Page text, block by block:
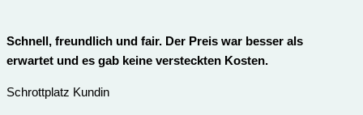
Schnell, freundlich und fair. Der Preis war besser als
erwartet und es gab keine versteckten Kosten.
Schrottplatz Kundin